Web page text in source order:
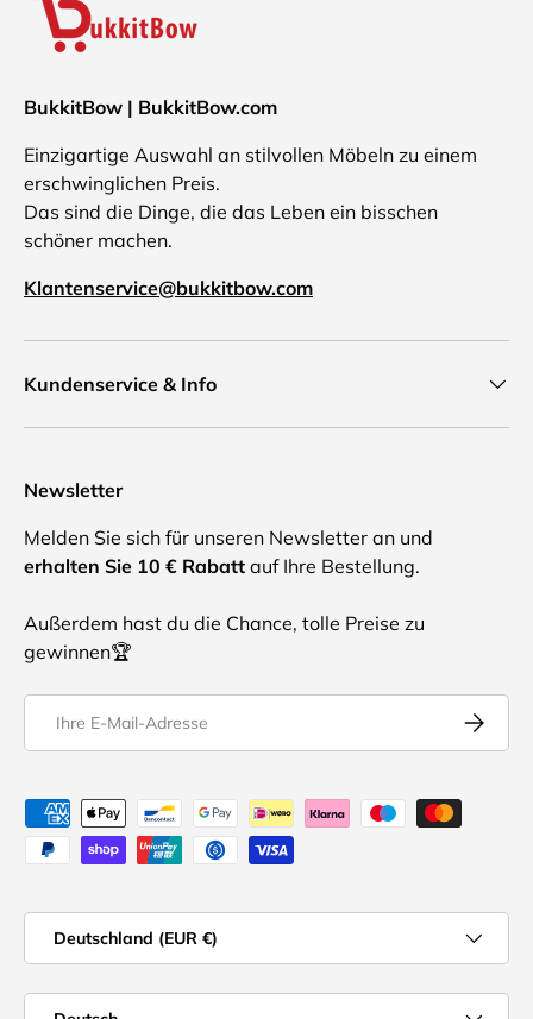
BukkitBow | BukkitBow.com
Einzigartige Auswahl an stilvollen Möbeln zu einem
erschwinglichen Preis.
Das sind die Dinge, die das Leben ein bisschen
schöner machen.
Klantenservice@bukkitbow.com
Kundenservice & Info
Newsletter
Melden Sie sich für unseren Newsletter an und
erhalten Sie 10 € Rabatt auf Ihre Bestellung.
Außerdem hast du die Chance, tolle Preise zu
gewinnen🏆
Akzeptierte Zahlungsmethoden
Deutschland (EUR €)